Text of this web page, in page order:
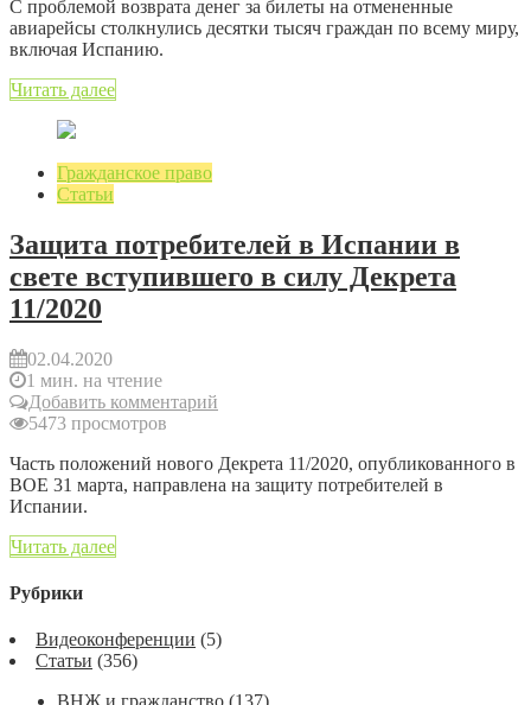
С проблемой возврата денег за билеты на отмененные
авиарейсы столкнулись десятки тысяч граждан по всему миру,
включая Испанию.
Читать далее
Гражданское право
Статьи
Защита потребителей в Испании в
свете вступившего в силу Декрета
11/2020
02.04.2020
1 мин. на чтение
Добавить комментарий
5473 просмотров
Часть положений нового Декрета 11/2020, опубликованного в
BOE 31 марта, направлена на защиту потребителей в
Испании.
Читать далее
Рубрики
Видеоконференции (5)
Статьи (356)
ВНЖ и гражданство (137)